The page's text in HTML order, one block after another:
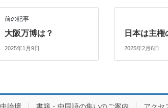
前の記事
大阪万博は？
2025年1月9日
日本は主権
2025年2月6日